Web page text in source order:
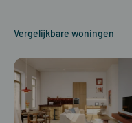
Vergelijkbare woningen